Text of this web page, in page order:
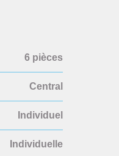
6 pièces
Central
Individuel
Individuelle